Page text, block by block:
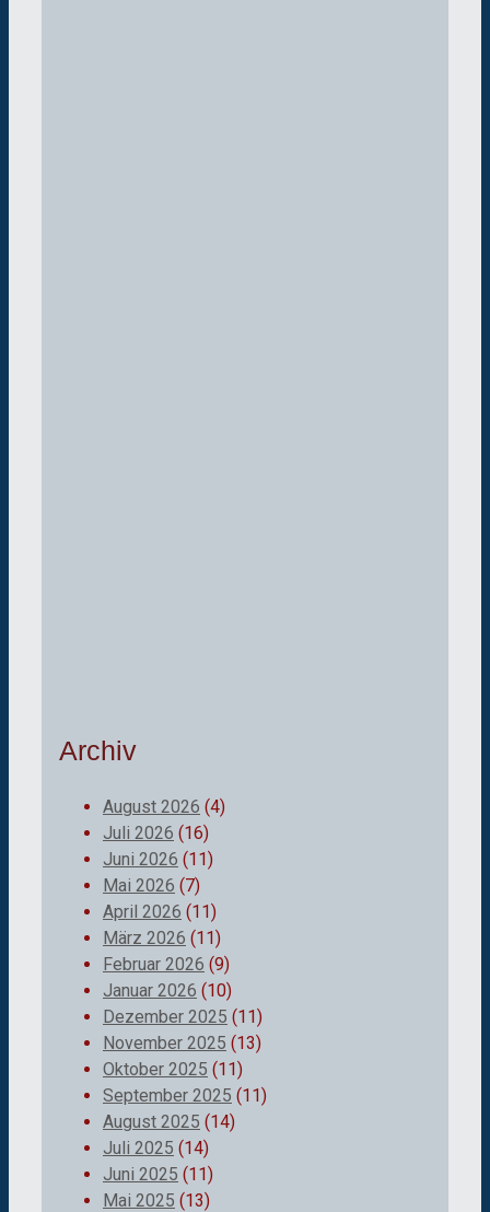
Archiv
August 2026 (4)
Juli 2026 (16)
Juni 2026 (11)
Mai 2026 (7)
April 2026 (11)
März 2026 (11)
Februar 2026 (9)
Januar 2026 (10)
Dezember 2025 (11)
November 2025 (13)
Oktober 2025 (11)
September 2025 (11)
August 2025 (14)
Juli 2025 (14)
Juni 2025 (11)
Mai 2025 (13)